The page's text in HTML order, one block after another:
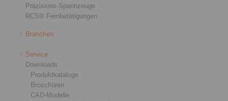
Präzisions-Spannzeuge
RCS® Fernbetätigungen
Branchen
Service
Downloads
Produktkataloge
Broschüren
CAD-Modelle